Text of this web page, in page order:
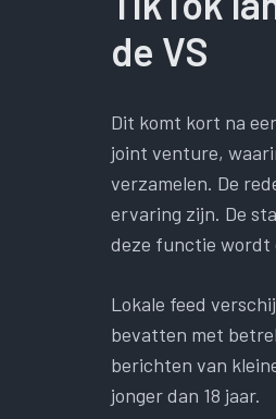
de VS
Dit komt kort na
joint venture,
verzamelen. De
ervaring zijn. De
deze functie wordt
Lokale feed
bevatten met
berichten van
jonger dan 18 jaar.